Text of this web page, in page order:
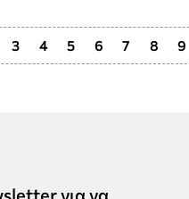
3 4 5 6 7 8 9
για να